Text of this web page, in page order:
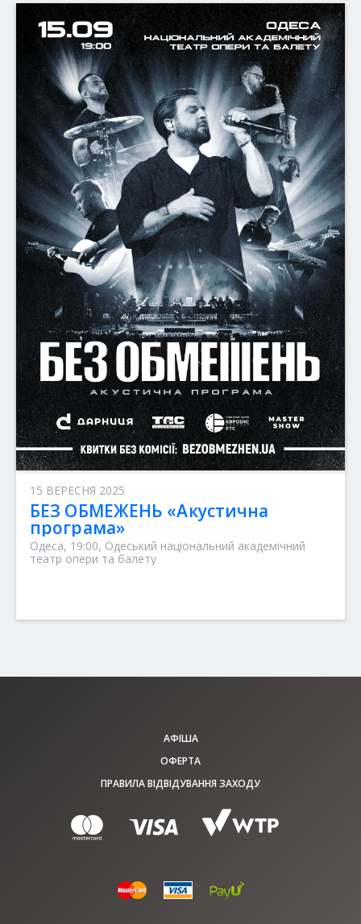
15 ВЕРЕСНЯ 2025
БЕЗ ОБМЕЖЕНЬ «Акустична
програма»
Одеса, 19:00, Одеський національний академічний
театр опери та балету
АФІША
ОФЕРТА
ПРАВИЛА ВІДВІДУВАННЯ ЗАХОДУ